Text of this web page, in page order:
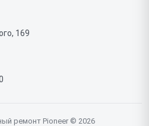
169
ремонт Pioneer © 2026